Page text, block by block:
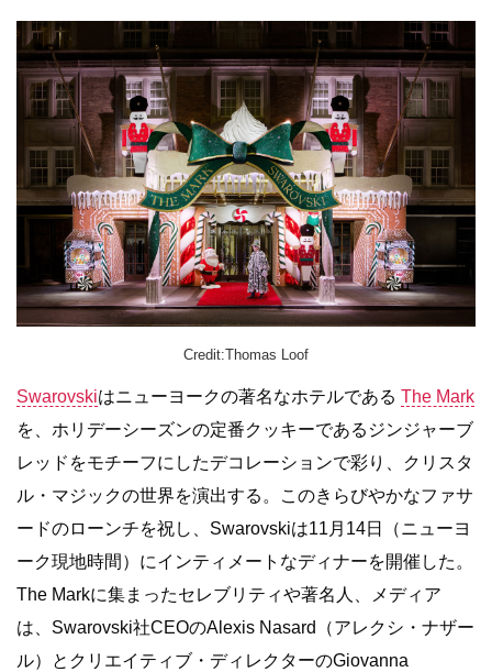
Credit:Thomas Loof
Swarovskiはニューヨークの著名なホテルである The Mark
を、ホリデーシーズンの定番クッキーであるジンジャーブ
レッドをモチーフにしたデコレーションで彩り、クリスタ
ル・マジックの世界を演出する。このきらびやかなファサ
ードのローンチを祝し、Swarovskiは11月14日（ニューヨ
ーク現地時間）にインティメートなディナーを開催した。
The Markに集まったセレブリティや著名人、メディア
は、Swarovski社CEOのAlexis Nasard（アレクシ・ナザー
ル）とクリエイティブ・ディレクターのGiovanna